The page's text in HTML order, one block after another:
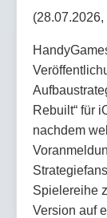
Rebuilt“ für
nachdem
Spielereihe
Version auf